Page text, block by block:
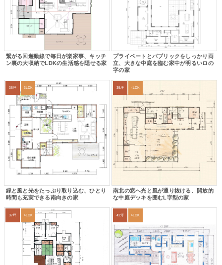
繋がる回遊動線で毎日が楽家事、キッチ
ン裏の大収納でLDKの生活感を隠せる家
プライベートとパブリックをしっかり両
立、大きな中庭を臨む家中が明るいロの
字の家
35坪 3LDK
緑と風と光をたっぷり取り込む、ひとり
時間も充実できる南向きの家
35坪 4LDK
南北の窓へ光と風が通り抜ける、開放的
な中庭デッキを囲むL字型の家
37坪 4LDK 42坪 4LDK